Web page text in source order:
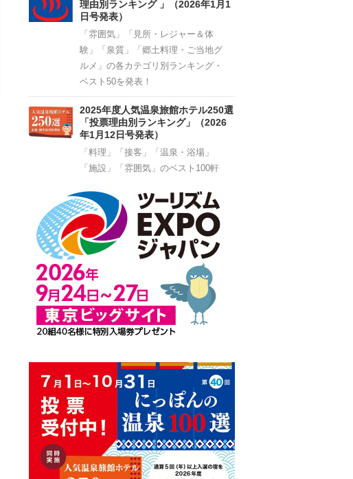
理由別ランキング 」（2026年1月1
日号発表）
「雰囲気」「見所・レジャー＆体
験」「泉質」「郷土料理・ご当地グ
ルメ」の各カテゴリ別ランキング・
ベスト50を発表！
2025年度人気温泉旅館ホテル250選
「投票理由別ランキング」（2026
年1月12日号発表）
「料理」「接客」「温泉・浴場」
「施設」「雰囲気」のベスト100軒